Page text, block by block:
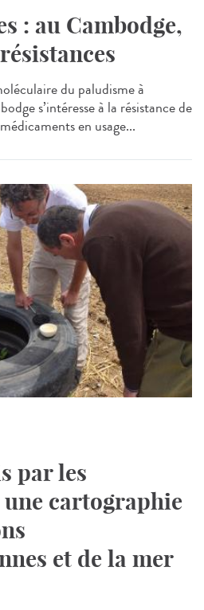
: au Cambodge,
du paludisme à
s’intéresse à la résistance de
en usage...
par les
cartographie
et de la mer